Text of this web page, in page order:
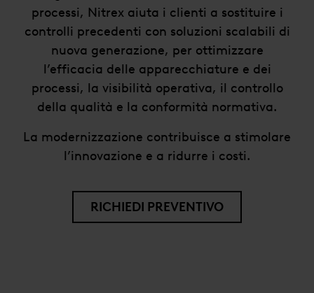
processi, Nitrex aiuta i clienti a sostituire i
controlli precedenti con soluzioni scalabili di
nuova generazione, per ottimizzare
l’efficacia delle apparecchiature e dei
processi, la visibilità operativa, il controllo
della qualità e la conformità normativa.
La modernizzazione contribuisce a stimolare
l’innovazione e a ridurre i costi.
RICHIEDI PREVENTIVO